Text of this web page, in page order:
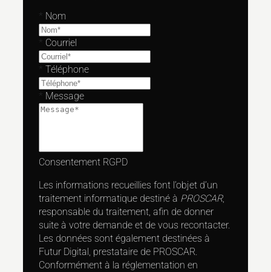
* Nom
* Courriel
*Téléphone
* Message
Consentement RGPD
Les informations recueillies font l’objet d’un
traitement informatique destiné à PROSCAR,
responsable du traitement, afin de donner
suite à votre demande et de vous recontacter.
Les données sont également destinées à
Futur Digital, prestataire de PROSCAR.
Conformément à la réglementation en